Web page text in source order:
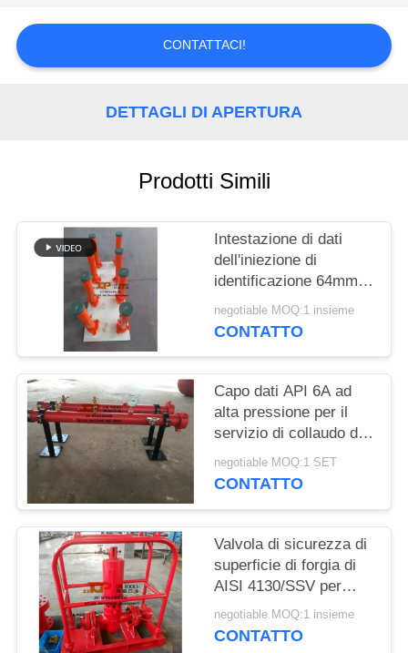
MAPPA
DEL
SITO
CONTATTACI!
DETTAGLI DI APERTURA
Prodotti Simili
Intestazione di dati
dell'iniezione di
identificazione 64mm
per prova buona di
superficie
negotiable MOQ:1 insieme
CONTATTO
Capo dati API 6A ad
alta pressione per il
servizio di collaudo di
pozzi di superficie
negotiable MOQ:1 SET
CONTATTO
Valvola di sicurezza di
superficie di forgia di
AISI 4130/SSV per
l'operazione di prove
bene di superficie
negotiable MOQ:1 insieme
CONTATTO